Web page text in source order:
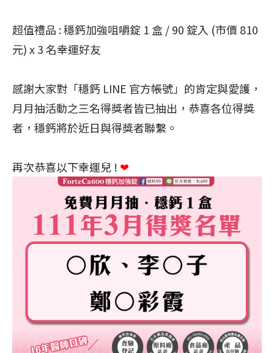
超值禮品 : 穩鈣加強咀嚼錠 1 盒 / 90 錠入 (市價 810
元) x 3 名幸運好友
感謝大家對「穩鈣 LINE 官方帳號」的肯定與愛護，
月月抽活動之三名得獎者皆已抽出，恭喜各位得獎
者，穩鈣將於近日與得獎者聯繫。
再次恭喜以下幸運兒 ! ❤